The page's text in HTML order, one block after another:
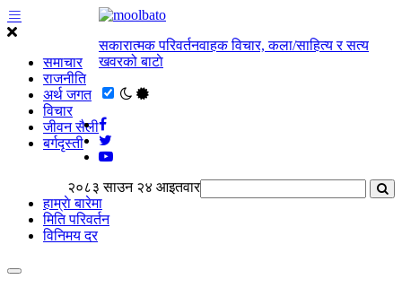
समाचार
राजनीति
अर्थ जगत
विचार
जीवन सैली
बर्गदृस्ती
सकारात्मक परिवर्तनवाहक विचार, कला/साहित्य र सत्य
खवरको बाटाे
२०८३ साउन २४ आइतवार
हाम्राे बारेमा
मिति परिवर्तन
विनिमय दर